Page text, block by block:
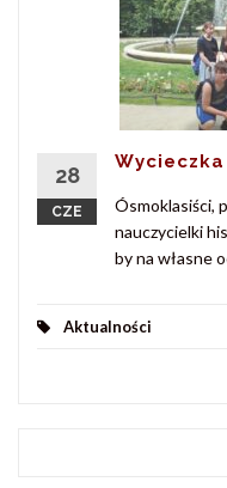
28
CZE
Ósmoklasiści,
nauczycielki
by na własne
Aktualności